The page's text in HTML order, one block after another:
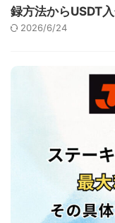
録方法からUSDT
2026/6/24